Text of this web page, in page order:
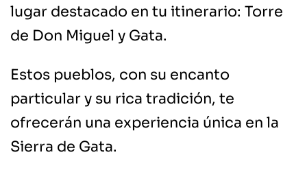
lugar destacado en tu itinerario: Torre
de Don Miguel y Gata.
Estos pueblos, con su encanto
particular y su rica tradición, te
ofrecerán una experiencia única en la
Sierra de Gata.